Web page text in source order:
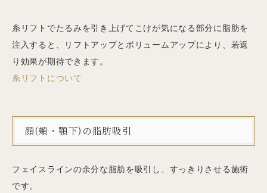
糸リフトでたるみを引き上げてこけが気になる部分に脂肪を
注入すると、リフトアップとボリュームアップにより、若返
り効果が期待できます。
糸リフトについて
顔(頬・顎下)の脂肪吸引
フェイスラインの余分な脂肪を吸引し、すっきりさせる施術
です。